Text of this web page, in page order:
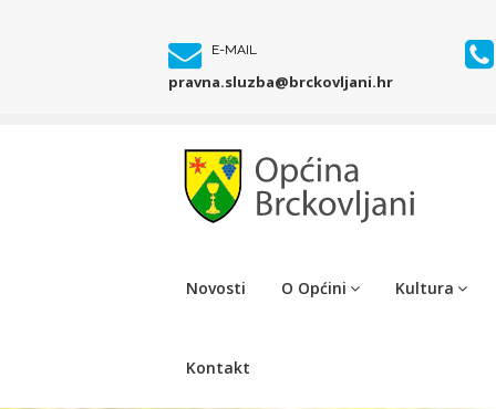
E-MAIL
pravna.sluzba@brckovljani.hr
Novosti O Općini Kultura
Kontakt